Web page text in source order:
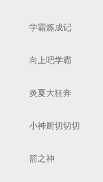
学霸炼成记
向上吧学霸
炎夏大狂奔
小神厨切切切
箭之神